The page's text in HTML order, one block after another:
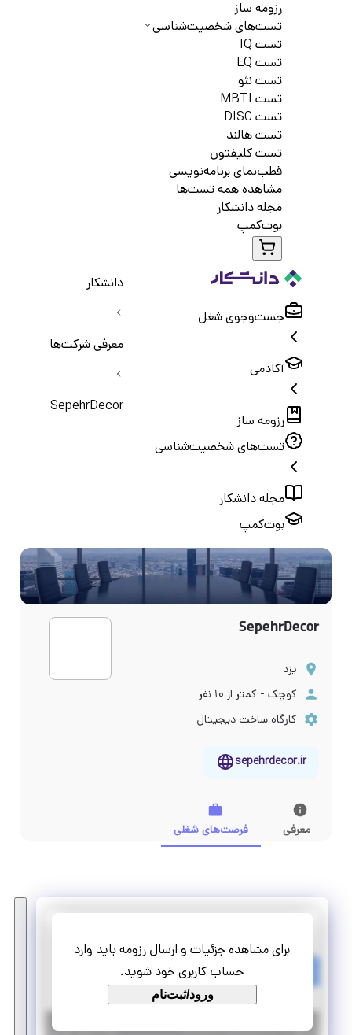
رزومه ساز
تست‌های شخصیت‌شناسی
تست IQ
تست EQ
تست نئو
تست MBTI
تست DISC
تست هالند
تست کلیفتون
قطب‌نمای برنامه‌نویسی
مشاهده همه تست‌ها
مجله دانشکار
بوت‌کمپ
جست‌و‌جوی شغل
آکادمی
رزومه ساز
تست‌های شخصیت‌شناسی
مجله دانشکار
بوت‌کمپ
دانشکار
معرفی شرکت‌ها
SepehrDecor
SepehrDecor
یزد
کوچک - کمتر از ۱۰ نفر
کارگاه ساخت دیجیتال
sepehrdecor.ir
معرفی فرصت‌های شغلی
برای مشاهده جزئیات و ارسال رزومه باید وارد
حساب کاربری خود شوید.
ورود/ثبت‌نام
کارآموزی اوپراتور سی ان سی
پاره وقت تمام وقت
یزد |۵ سال پیش | منقضی شده جزئیات بیشتر